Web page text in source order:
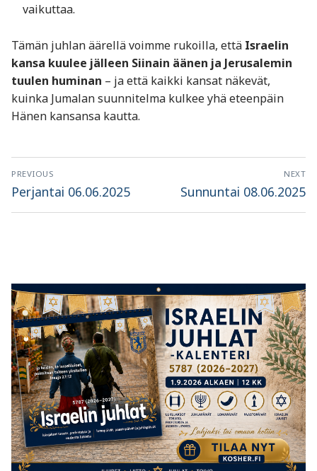
vaikuttaa.
Tämän juhlan äärellä voimme rukoilla, että Israelin
kansa kuulee jälleen Siinain äänen ja Jerusalemin
tuulen huminan – ja että kaikki kansat näkevät,
kuinka Jumalan suunnitelma kulkee yhä eteenpäin
Hänen kansansa kautta.
Artikkelien
selaus
PREVIOUS
Previous
Perjantai 06.06.2025
NEXT
Next
Sunnuntai 08.06.2025